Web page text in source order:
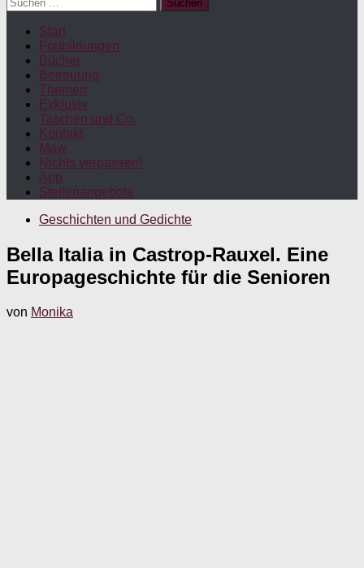
nach:
Start
Fortbildungen
Bücher
Betreuung
Themen
Exklusiv
Taschen und Co.
Kontakt
Maw
Nichts verpassen!
App
Stellenangebote
Geschichten und Gedichte
Bella Italia in Castrop-Rauxel. Eine
Europageschichte für die Senioren
von Monika